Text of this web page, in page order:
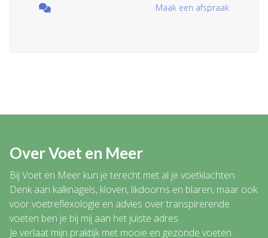
Maak een afspraak
Over Voet en Meer
Bij Voet en Meer kun je terecht met al je voetklachten.
Denk aan kalknagels, kloven, likdoorns en blaren, maar ook
voor voetreflexologie en advies over transpirerende
voeten ben je bij mij aan het juiste adres.
Je verlaat mijn praktijk met mooie en gezonde voeten.